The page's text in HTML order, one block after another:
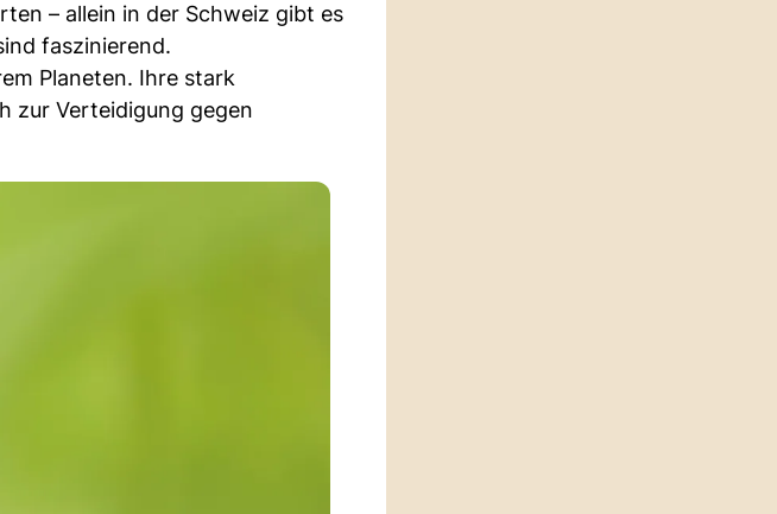
– allein in der Schweiz gibt es
faszinierend.
Planeten. Ihre stark
zur Verteidigung gegen